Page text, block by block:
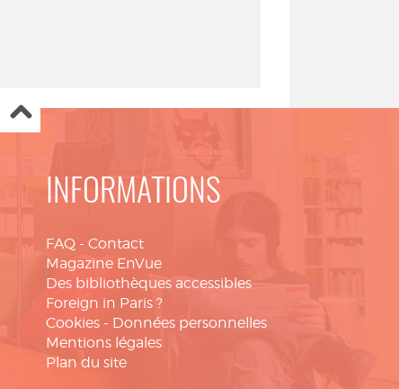
INFORMATIONS
FAQ - Contact
Magazine EnVue
Des bibliothèques accessibles
Foreign in Paris ?
Cookies - Données personnelles
Mentions légales
Plan du site